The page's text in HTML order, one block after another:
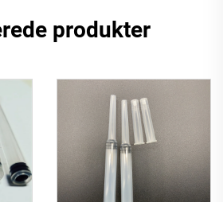
produkter